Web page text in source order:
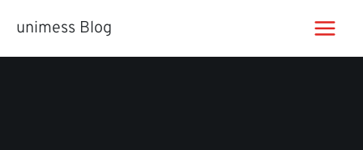
Inhaltunimess Blog